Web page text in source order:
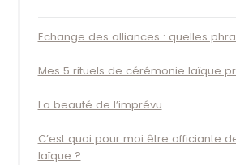
Echange des alliances : quelles
Mes 5 rituels de cérémonie laïque
La beauté de l’imprévu
C’est quoi pour moi être officiante
laïque ?